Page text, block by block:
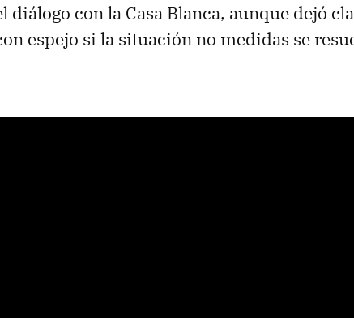
diálogo con la Casa Blanca, aunque dejó
espejo si la situación no medidas se